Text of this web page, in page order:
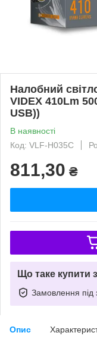
Налобний
VIDEX 410Lm
USB))
В наявності
Код: VLF-H035C
811,30 ₴
Що таке купити
Замовлення під
Опис